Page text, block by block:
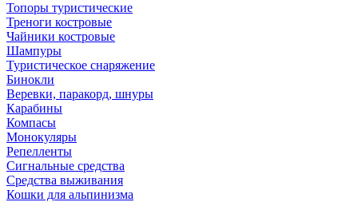
Топоры туристические
Треноги костровые
Чайники костровые
Шампуры
Туристическое снаряжение
Бинокли
Веревки, паракорд, шнуры
Карабины
Компасы
Монокуляры
Репелленты
Сигнальные средства
Средства выживания
Кошки для альпинизма